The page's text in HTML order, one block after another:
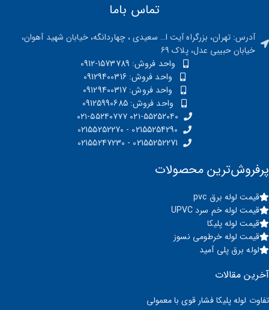
تماس باما
آدرس: تهران، بزرگراه آیت ا… سعیدی ، چهاردانگه، خیابان شهید آهوان،
خیابان حبیبی عدل، پلاک 69
واحد فروش: 1573789-0912
واحد فروش: 09129400316
واحد فروش: 09129400317
واحد فروش: 09125990685
۰۲۱-۵۵۲۵۲۰۴۰ ۰۲۱-۵۵۲۴۰۷۷۷
02155254290 - 02155252270
02155252271 - 02155247230
پرفروش‌ترین محصولات
قیمت لوله برق pvc
قیمت لوله خم سرد UPVC
قیمت لوله پلیکا
قیمت لوله خرطومی نسوز
لوله برق پلی آمید
آخرین مقالات
تفاوت لوله پلیکا فشار قوی با معمولی